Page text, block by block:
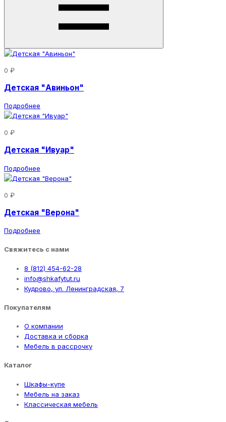
0 ₽
Детская "Авиньон"
Подробнее
0 ₽
Детская "Ивуар"
Подробнее
0 ₽
Детская "Верона"
Подробнее
Свяжитесь с нами
8 (812) 454-62-28
info@shkafytut.ru
Кудрово, ул. Ленинградская, 7
Покупателям
О компании
Доставка и сборка
Мебель в рассрочку
Каталог
Шкафы-купе
Мебель на заказ
Классическая мебель